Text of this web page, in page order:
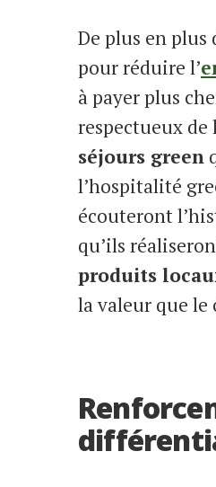
De plus en plus
pour réduire l’
à payer plus
respectueux de
séjours green
l’hospitalité
écouteront
qu’ils
produits
la valeur que le